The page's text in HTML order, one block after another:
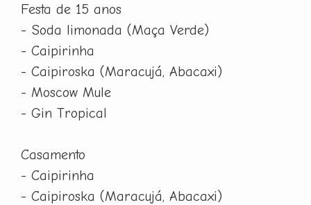
Festa de 15 anos
- Soda limonada (Maça Verde)
- Caipirinha
- Caipiroska (Maracujá, Abacaxi)
- Moscow Mule
- Gin Tropical
Casamento
- Caipirinha
- Caipiroska (Maracujá, Abacaxi)